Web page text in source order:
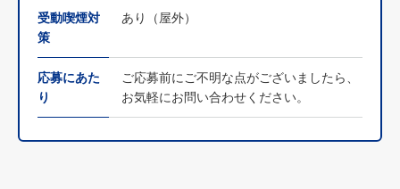
受動喫煙対
策
あり（屋外）
応募にあた
り
ご応募前にご不明な点がございましたら、
お気軽にお問い合わせください。